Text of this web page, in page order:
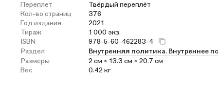
Переплет
Твёрдый переплёт
Кол-во страниц
376
Год издания
2021
Тираж
1 000 экз.
ISBN
978-5-60-462283-4
Раздел
Внутренняя политика. Внутреннее
Размеры
2 см × 13.3 см × 20.7 см
Вес
0.42 кг